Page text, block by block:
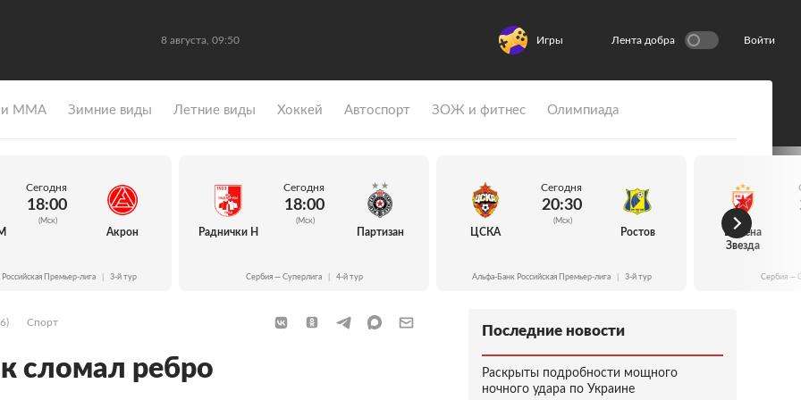
8 августа, 09:50 Игры Лента добра Войти
и ММА Зимние виды Летние виды Хоккей Автоспорт ЗОЖ и фитнес Олимпиада
Сегодня
18:00
(Мск)
Акрон
Премьер-лига 3-й тур
Раднички Н
Сегодня
18:00
(Мск)
Партизан
Сербия — Суперлига 4-й тур
ЦСКА
Сегодня
20:30
(Мск)
Ростов
Альфа-Банк Российская Премьер-лига 3-й тур
Црвена
Звезда
Сербия —
Спорт
сломал ребро
Последние новости
Раскрыты подробности мощного
ночного удара по Украине